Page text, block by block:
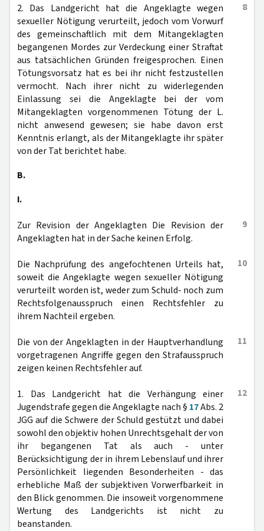
8
2. Das Landgericht hat die Angeklagte wegen
sexueller Nötigung verurteilt, jedoch vom Vorwurf
des gemeinschaftlich mit dem Mitangeklagten
begangenen Mordes zur Verdeckung einer Straftat
aus tatsächlichen Gründen freigesprochen. Einen
Tötungsvorsatz hat es bei ihr nicht festzustellen
vermocht. Nach ihrer nicht zu widerlegenden
Einlassung sei die Angeklagte bei der vom
Mitangeklagten vorgenommenen Tötung der L.
nicht anwesend gewesen; sie habe davon erst
Kenntnis erlangt, als der Mitangeklagte ihr später
von der Tat berichtet habe.
B.
I.
9
Zur Revision der Angeklagten Die Revision der
Angeklagten hat in der Sache keinen Erfolg.
10
Die Nachprüfung des angefochtenen Urteils hat,
soweit die Angeklagte wegen sexueller Nötigung
verurteilt worden ist, weder zum Schuld- noch zum
Rechtsfolgenausspruch einen Rechtsfehler zu
ihrem Nachteil ergeben.
11
Die von der Angeklagten in der Hauptverhandlung
vorgetragenen Angriffe gegen den Strafausspruch
zeigen keinen Rechtsfehler auf.
12
1. Das Landgericht hat die Verhängung einer
Jugendstrafe gegen die Angeklagte nach § 17Abs. 2
JGG auf die Schwere der Schuld gestützt und dabei
sowohl den objektiv hohen Unrechtsgehalt der von
ihr begangenen Tat als auch - unter
Berücksichtigung der in ihrem Lebenslauf und ihrer
Persönlichkeit liegenden Besonderheiten - das
erhebliche Maß der subjektiven Vorwerfbarkeit in
den Blick genommen. Die insoweit vorgenommene
Wertung des Landgerichts ist nicht zu
beanstanden.